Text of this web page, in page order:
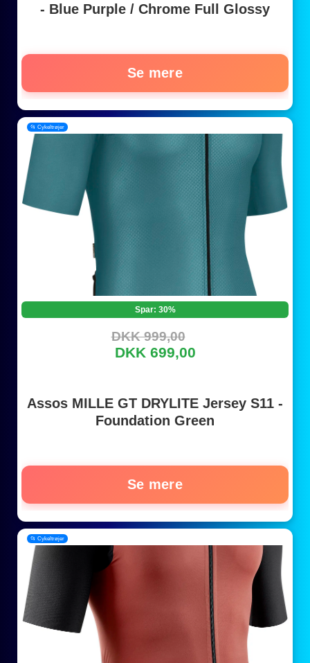
- Blue Purple / Chrome Full Glossy
Se mere
📂 Cykeltrøjer
Spar: 30%
DKK 999,00
DKK 699,00
Assos MILLE GT DRYLITE Jersey S11 -
Foundation Green
Se mere
📂 Cykeltrøjer